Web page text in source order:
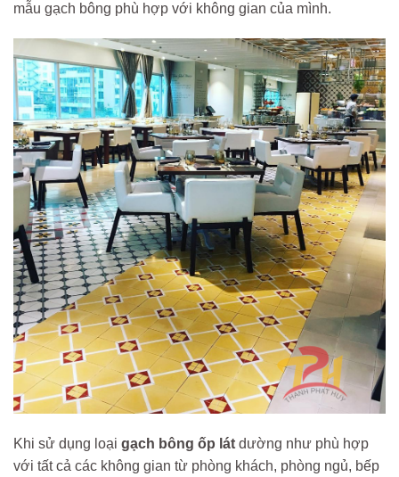
mẫu gạch bông phù hợp với không gian của mình.
Khi sử dụng loại gạch bông ốp lát dường như phù hợp
với tất cả các không gian từ phòng khách, phòng ngủ, bếp